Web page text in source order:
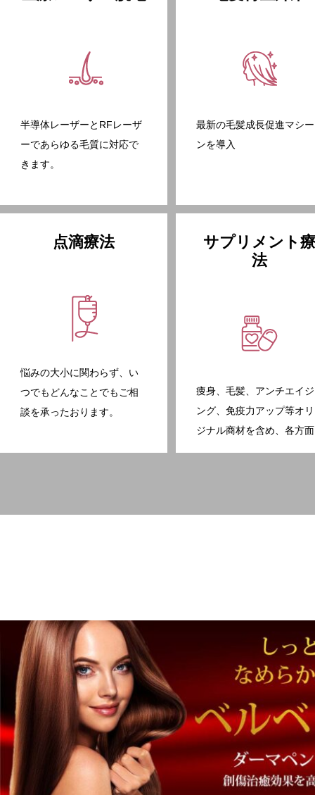
半導体レーザーとRFレーザ
ーであらゆる毛質に対応で
きます。
最新の毛髪成長促進マシー
ンを導入
点滴療法
悩みの大小に関わらず、い
つでもどんなことでもご相
談を承ったおります。
サプリメント療
法
痩身、毛髪、アンチエイジ
ング、免疫力アップ等オリ
ジナル商材を含め、各方面
にラインナップしておりま